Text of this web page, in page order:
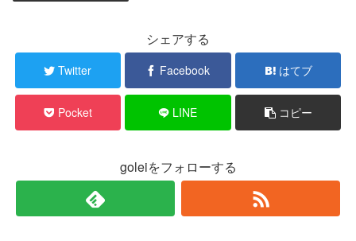
シェアする
Twitter Facebook はてブ
Pocket LINE コピー
goleiをフォローする